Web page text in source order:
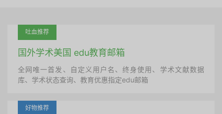
吐血推荐
国外学术美国 edu教育邮箱
全网唯一首发、自定义用户名、终身使用、学术文献数据
库、学术状态查询、教育优惠指定edu邮箱
好物推荐